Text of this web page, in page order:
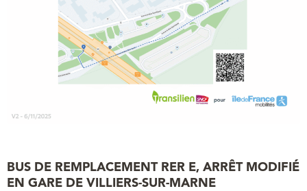
BUS DE REMPLACEMENT RER E, ARRÊT MODIFIÉ
EN GARE DE VILLIERS-SUR-MARNE